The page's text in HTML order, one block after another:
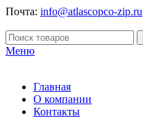
Почта: info@atlascopco-zip.ru
Меню
Главная
О компании
Контакты